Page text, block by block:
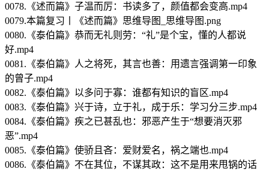
0078.《述而篇》子温而厉：书读多了，颜值都会变高.mp4
0079.本篇复习丨《述而篇》思维导图_思维导图.png
0080.《泰伯篇》恭而无礼则劳：“礼”是个宝，懂的人都说
好.mp4
0081.《泰伯篇》人之将死，其言也善：用遗言强调第一印象
的曾子.mp4
0082.《泰伯篇》以多问于寡：谁都有知识的盲区.mp4
0083.《泰伯篇》兴于诗，立于礼，成于乐：学习分三步.mp4
0084.《泰伯篇》疾之已甚乱也：邪恶产生于“想要消灭邪
恶”.mp4
0085.《泰伯篇》使骄且吝：爱财爱名，祸之端也.mp4
0086.《泰伯篇》不在其位，不谋其政：这不是用来甩锅的话